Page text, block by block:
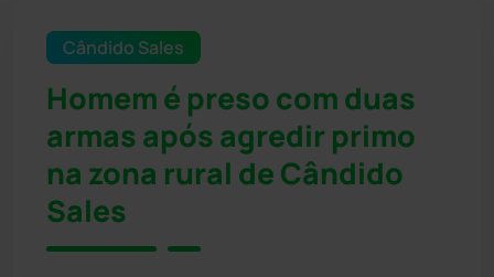
Cândido Sales
Homem é preso com duas
armas após agredir primo
na zona rural de Cândido
Sales